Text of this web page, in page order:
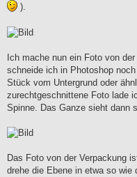
).
Ich mache nun ein Foto von
schneide ich in Photoshop
Stück vom Untergrund oder
zurechtgeschnittene Foto lade
Spinne. Das Ganze sieht dann
Das Foto von der Verpackung
drehe die Ebene in etwa so wie